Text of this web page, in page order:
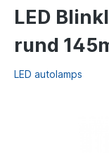
LED
rund
LED autolamps